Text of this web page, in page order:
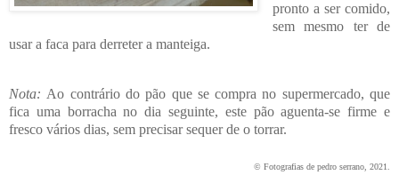
pronto a ser comido,
sem mesmo ter de
usar a faca para derreter a manteiga.
Nota: Ao contrário do pão que se compra no supermercado, que
fica uma borracha no dia seguinte, este pão aguenta-se firme e
fresco vários dias, sem precisar sequer de o torrar.
© Fotografias de pedro serrano, 2021.